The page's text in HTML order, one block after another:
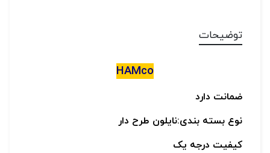
توضیحات
HAMco
ضمانت دارد
نوع بسته بندی:نایلون طرح دار
کیفیت درجه یک